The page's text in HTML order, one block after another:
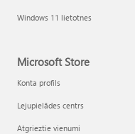
Windows 11 lietotnes
Microsoft Store
Konta profils
Lejupielādes centrs
Atgrieztie vienumi